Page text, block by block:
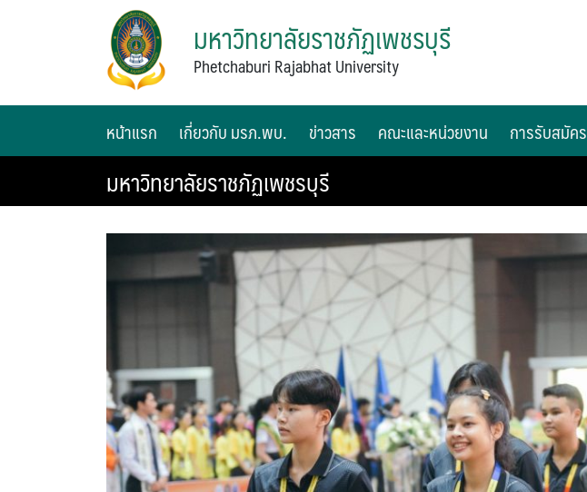
มหาวิทยาลัยราชภัฏเพชรบุรี
Phetchaburi Rajabhat University
หน้าแรก เกี่ยวกับ มรภ.พบ. ข่าวสาร คณะและหน่วยงาน การรับสมัคร
มหาวิทยาลัยราชภัฏเพชรบุรี